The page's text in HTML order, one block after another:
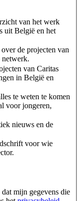
van het werk
uit België en het
de projecten van
netwerk.
van Caritas
in België en
te weten te komen
voor jongeren,
nieuws en de
voor wie